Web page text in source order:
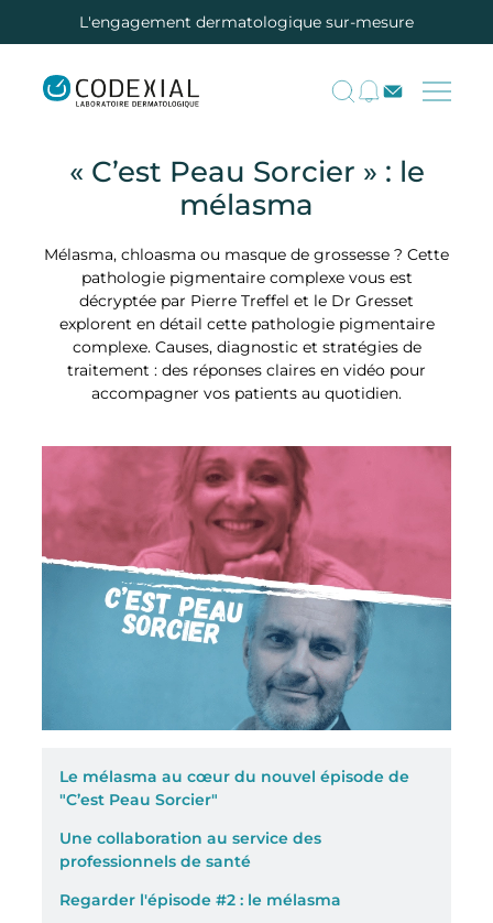
L'engagement dermatologique sur-mesure
« C’est Peau Sorcier » : le
mélasma
Mélasma, chloasma ou masque de grossesse ? Cette
pathologie pigmentaire complexe vous est
décryptée par Pierre Treffel et le Dr Gresset
explorent en détail cette pathologie pigmentaire
complexe. Causes, diagnostic et stratégies de
traitement : des réponses claires en vidéo pour
accompagner vos patients au quotidien.
Le mélasma au cœur du nouvel épisode de
"C’est Peau Sorcier"
Une collaboration au service des
professionnels de santé​
Regarder l'épisode #2 : le mélasma